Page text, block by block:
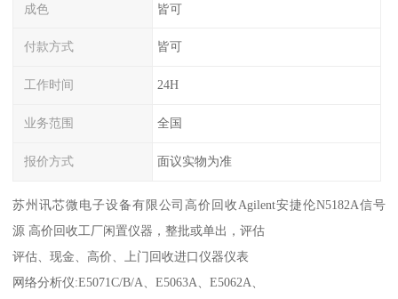
成色 皆可
付款方式 皆可
工作时间 24H
业务范围 全国
报价方式 面议实物为准
苏州讯芯微电子设备有限公司高价回收Agilent安捷伦N5182A信号
源 高价回收工厂闲置仪器，整批或单出，评估
评估、现金、高价、上门回收进口仪器仪表
网络分析仪:E5071C/B/A、E5063A、E5062A、